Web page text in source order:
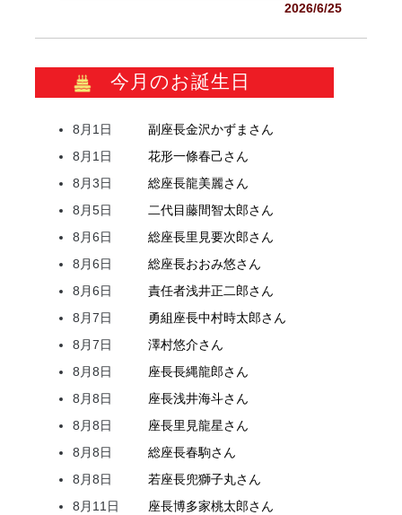
2026/6/25
今月のお誕生日
8月1日 副座長金沢かずま さん
8月1日
花形一條春己さん
8月3日
総座長龍美麗さん
8月5日
二代目藤間智太郎さん
8月6日
総座長里見要次郎さん
8月6日
総座長おおみ悠さん
8月6日
責任者浅井正二郎さん
8月7日
勇組座長中村時太郎さん
8月7日
澤村悠介さん
8月8日
座長長縄龍郎さん
8月8日
座長浅井海斗さん
8月8日
座長里見龍星さん
8月8日
総座長春駒さん
8月8日
若座長兜獅子丸さん
8月11日
座長博多家桃太郎さん